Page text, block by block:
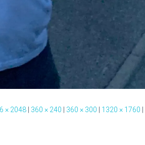
× 2048 360 × 240 360 × 300 1320 × 1760